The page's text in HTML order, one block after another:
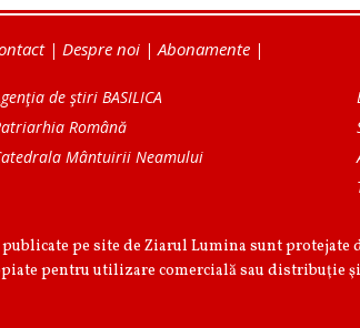
| Despre noi |Abonamente |
de ştiri BASILICA
Română
Mântuirii Neamului
pe site de Ziarul Lumina sunt
pentru utilizare comercială sau distribuţie